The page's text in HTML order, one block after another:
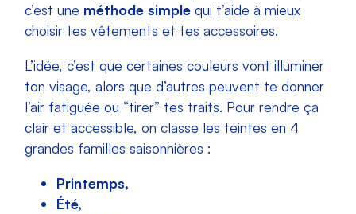
c’est une méthode simple qui t’aide à mieux
choisir tes vêtements et tes accessoires.
L’idée, c’est que certaines couleurs vont illuminer
ton visage, alors que d’autres peuvent te donner
l’air fatiguée ou “tirer” tes traits. Pour rendre ça
clair et accessible, on classe les teintes en 4
grandes familles saisonnières :
Printemps,
Été,